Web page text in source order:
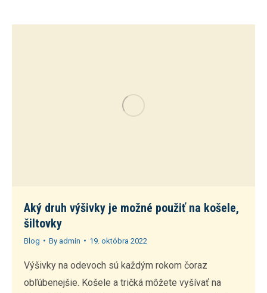
Aký druh výšivky je možné použiť na košele,
šiltovky
Blog By admin 19. októbra 2022
Výšivky na odevoch sú každým rokom čoraz
obľúbenejšie. Košele a tričká môžete vyšívať na